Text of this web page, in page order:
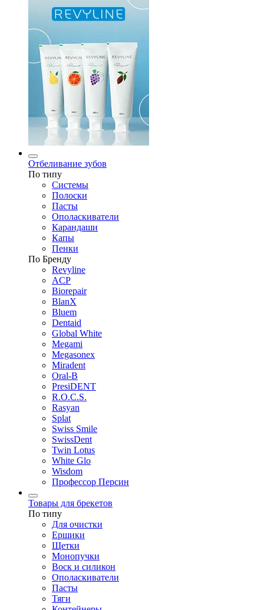
Отбеливание зубов
По типу
Системы
Полоски
Пасты
Ополаскиватели
Карандаши
Капы
Пенки
По Бренду
Revyline
ACP
Biorepair
BlanX
Bluem
Dentaid
Global White
Megami
Megasonex
Miradent
Oral-B
PresiDENT
R.O.C.S.
Rasyan
Splat
Swiss Smile
SwissDent
Twin Lotus
White Glo
Wisdom
Профессор Персин
Товары для брекетов
По типу
Для очистки
Ершики
Щетки
Монопучки
Воск и силикон
Ополаскиватели
Пасты
Тяги